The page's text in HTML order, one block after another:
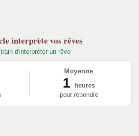
interprète vos rêves
d'interpréter un rêve
Moyenne
1
heures
pour répondre